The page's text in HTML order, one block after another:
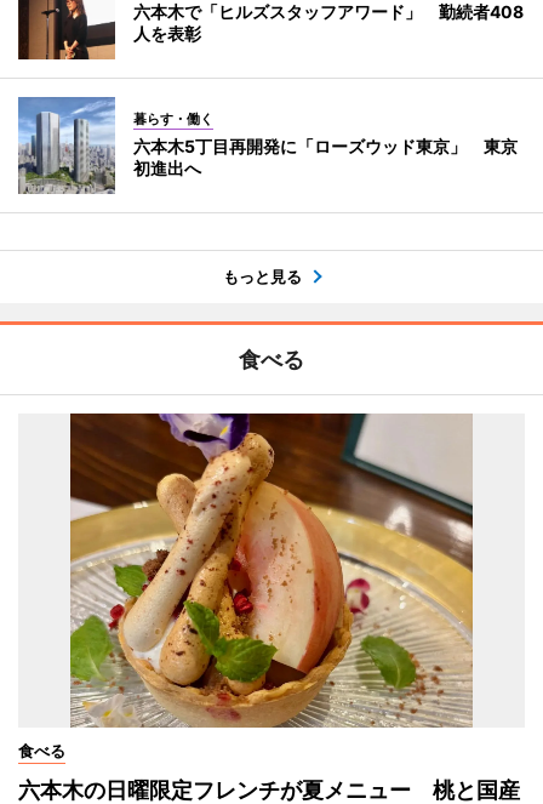
六本木で「ヒルズスタッフアワード」 勤続者408
人を表彰
暮らす・働く
六本木5丁目再開発に「ローズウッド東京」 東京
初進出へ
もっと見る
食べる
食べる
六本木の日曜限定フレンチが夏メニュー 桃と国産